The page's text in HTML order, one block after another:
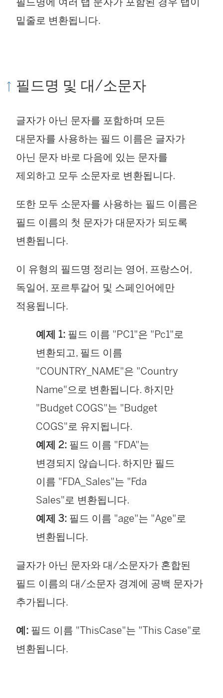
밑줄로 변환됩니다.
필드명 및 대/소문자
글자가 아닌 문자를 포함하며 모든
대문자를 사용하는 필드 이름은 글자가
아닌 문자 바로 다음에 있는 문자를
제외하고 모두 소문자로 변환됩니다.
또한 모두 소문자를 사용하는 필드 이름은
필드 이름의 첫 문자가 대문자가 되도록
변환됩니다.
이 유형의 필드명 정리는 영어, 프랑스어,
독일어, 포르투갈어 및 스페인어에만
적용됩니다.
예제 1: 필드 이름 "PC1"은 "Pc1"로
변환되고, 필드 이름
"COUNTRY_NAME"은 "Country
Name"으로 변환됩니다. 하지만
"Budget COGS"는 "Budget
COGS"로 유지됩니다.
예제 2: 필드 이름 "FDA"는
변경되지 않습니다. 하지만 필드
이름 "FDA_Sales"는 "Fda
Sales"로 변환됩니다.
예제 3: 필드 이름 "age"는 "Age"로
변환됩니다.
글자가 아닌 문자와 대/소문자가 혼합된
필드 이름의 대/소문자 경계에 공백 문자가
추가됩니다.
예: 필드 이름 "ThisCase"는 "This Case"로
변환됩니다.